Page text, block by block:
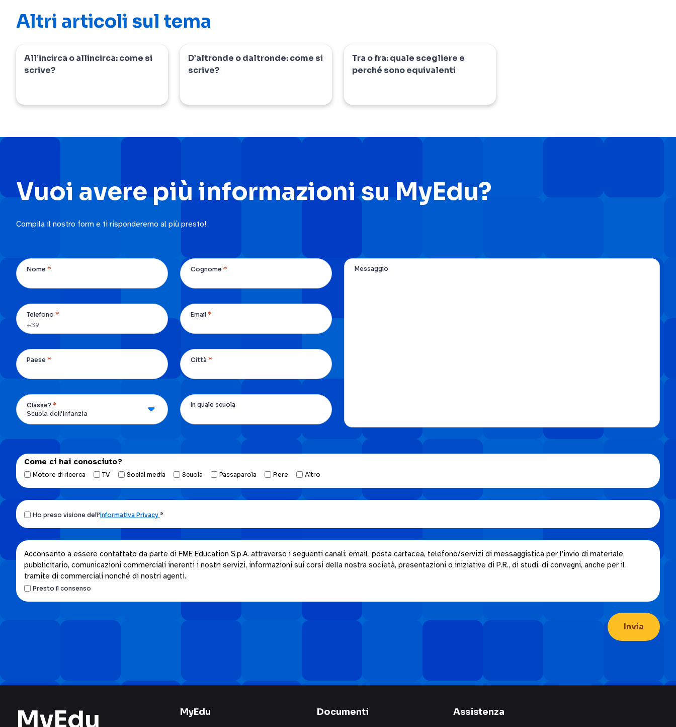
Altri articoli sul tema
dizionario
All’incirca o allincirca: come si
scrive?
dizionario
D’altronde o daltronde: come si
scrive?
dizionario
Tra o fra: quale scegliere e
perché sono equivalenti
Vuoi avere più informazioni su MyEdu?
Compila il nostro form e ti risponderemo al più presto!
Nome * Cognome *
Telefono * Email *
Paese * Città *
Classe? * In quale scuola
Messaggio
Come ci hai conosciuto?
Motore di ricerca TV Social media Scuola Passaparola Fiere Altro
Ho
preso
visione
dell’Informativa
privacy.
*
Ho preso visione dell’Informativa Privacy *
Acconsento
a
essere
contattato
da
attraverso
i
canali:
email,
Acconsento a essere contattato da parte di FME Education S.p.A. attraverso i seguenti canali: email, posta cartacea, telefono/servizi di messaggistica per l’invio di materiale
pubblicitario, comunicazioni commerciali inerenti i nostri servizi, informazioni sui corsi della nostra società, presentazioni o iniziative di P.R., di studi, di convegni, anche per il
tramite di commerciali nonché di nostri agenti.
Presto il consenso
MyEdu MyEdu Documenti Assistenza